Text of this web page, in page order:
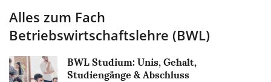
Alles zum Fach
Betriebswirtschaftslehre (BWL)
BWL Studium: Unis, Gehalt,
Studiengänge & Abschluss